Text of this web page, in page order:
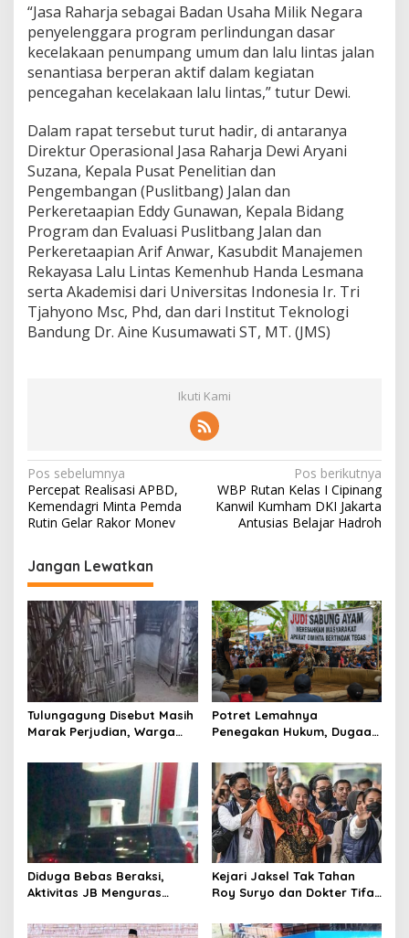
r
l
u
a
s
a
M
a
r
k
a
R
e
d
Z
o
n
M
a
R
d
s
p
“Jasa Raharja sebagai Badan Usaha Milik Negara
penyelenggara program perlindungan dasar
kecelakaan penumpang umum dan lalu lintas jalan
senantiasa berperan aktif dalam kegiatan
pencegahan kecelakaan lalu lintas,” tutur Dewi.
Dalam rapat tersebut turut hadir, di antaranya
Direktur Operasional Jasa Raharja Dewi Aryani
Suzana, Kepala Pusat Penelitian dan
Pengembangan (Puslitbang) Jalan dan
Perkeretaapian Eddy Gunawan, Kepala Bidang
Program dan Evaluasi Puslitbang Jalan dan
Perkeretaapian Arif Anwar, Kasubdit Manajemen
Rekayasa Lalu Lintas Kemenhub Handa Lesmana
serta Akademisi dari Universitas Indonesia Ir. Tri
Tjahyono Msc, Phd, dan dari Institut Teknologi
Bandung Dr. Aine Kusumawati ST, MT. (JMS)
Ikuti Kami
N
a
v
i
g
a
s
i
p
o
s
Pos sebelumnya
Percepat Realisasi APBD,
Kemendagri Minta Pemda
Rutin Gelar Rakor Monev
Pos berikutnya
WBP Rutan Kelas I Cipinang
Kanwil Kumham DKI Jakarta
Antusias Belajar Hadroh
Jangan Lewatkan
Tulungagung Disebut Masih
Marak Perjudian, Warga
hingga Usut Dugaan Beking
Potret Lemahnya
Penegakan Hukum, Dugaan
Tulungagung Tuai Sorotan
Diduga Bebas Beraksi,
Aktivitas JB Menguras
Bojonegoro Jadi Sorotan
Kejari Jaksel Tak Tahan
Roy Suryo dan Dokter Tifa,
Keluarga dan Kepastian